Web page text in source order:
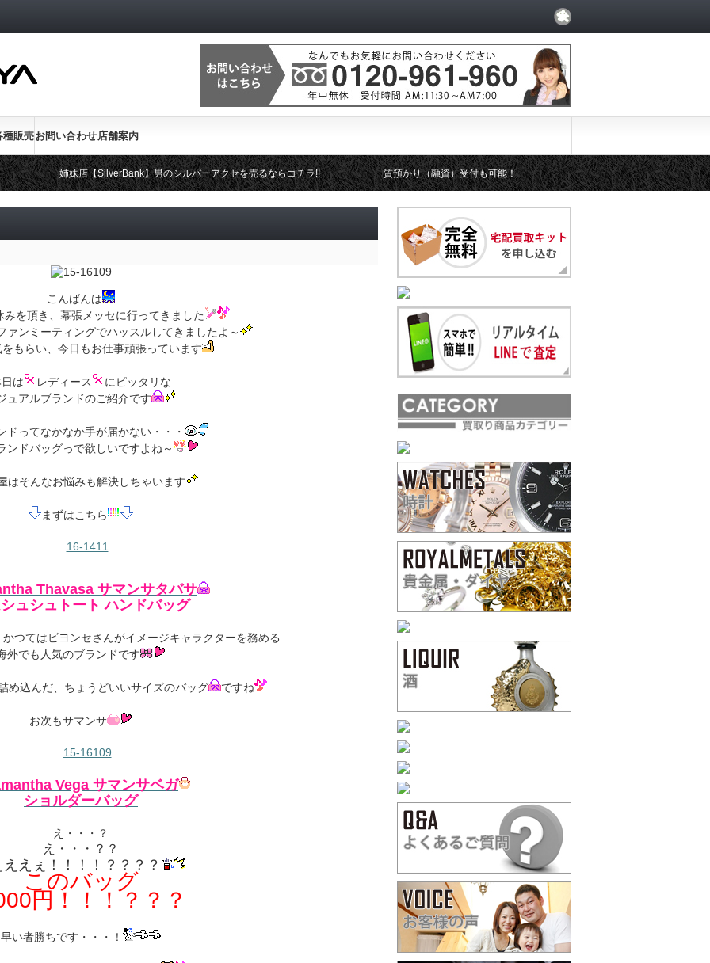
種販売お問い合わせ店舗案内
姉妹店【SilverBank】男のシルバーアクセを売るならコチラ!!
質預かり（融資）受付も可能！
こんばんは
みを頂き、幕張メッセに行ってきました
ァンミーティングでハッスルしてきましたよ～
もらい、今日もお仕事頑張っています
は レディース
にピッタリな
ュアルブランドのご紹介です
ドってなかなか手が届かない・・・
ンドバッグっで欲しいですよね～
はそんなお悩みも解決しちゃいます
まずはこちら
Thavasa サマンサタバサ
ュシュトート ハンドバッグ
つてはビヨンセさんがイメージキャラクターを務める
外でも人気のブランドです
め込んだ、ちょうどいいサイズのバッグ ですね
お次もサマンサ
Vega サマンサベガ
ショルダーバッグ
え・・・？
え・・・？？
ええぇ！！！！？？？？
このバッグ
円！！！？？？
早い者勝ちです・・・！